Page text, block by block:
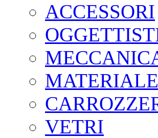
ACCESSORI
VETRI